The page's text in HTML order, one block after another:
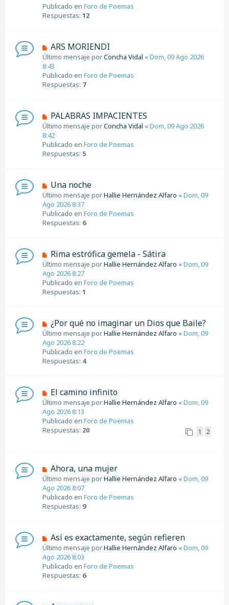
e
v
o
s
a
j
e
Publicado en Foro de Poemas
Respuestas: 12
N
u
e
v
o
s
a
j
e
ARS MORIENDI
Último mensaje porConcha Vidal «Dom, 09 Ago 2026
8:43
Publicado en Foro de Poemas
Respuestas: 7
N
u
e
v
o
s
a
j
e
PALABRAS IMPACIENTES
Último mensaje porConcha Vidal «Dom, 09 Ago 2026
8:42
Publicado en Foro de Poemas
Respuestas: 5
N
u
e
v
o
s
a
j
e
Una noche
Último mensaje porHallie Hernández Alfaro «Dom, 09
Ago 2026 8:37
Publicado en Foro de Poemas
Respuestas: 6
N
u
e
v
o
s
a
j
e
Rima estrófica gemela - Sátira
Último mensaje porHallie Hernández Alfaro «Dom, 09
Ago 2026 8:27
Publicado en Foro de Poemas
Respuestas: 1
N
u
e
v
o
s
a
j
e
¿Por qué no imaginar un Dios que Baile?
Último mensaje porHallie Hernández Alfaro «Dom, 09
Ago 2026 8:22
Publicado en Foro de Poemas
Respuestas: 4
N
u
e
v
o
a
j
e
El camino infinito
Último mensaje porHallie Hernández Alfaro «Dom, 09
Ago 2026 8:13
Publicado en Foro de Poemas
Respuestas: 20 1 2
N
u
e
v
o
s
a
j
e
Ahora, una mujer
Último mensaje porHallie Hernández Alfaro «Dom, 09
Ago 2026 8:07
Publicado en Foro de Poemas
Respuestas: 9
N
u
e
v
o
Así es exactamente, según refieren
Último mensaje porHallie Hernández Alfaro «Dom, 09
Ago 2026 8:03
Publicado en Foro de Poemas
Respuestas: 6